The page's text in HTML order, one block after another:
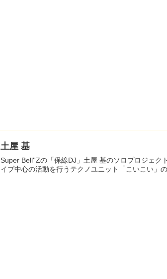
土屋 基
Super Bell''Zの「保線DJ」土屋 基のソロプロジェク